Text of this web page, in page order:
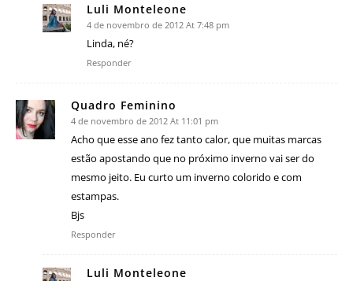
Luli Monteleone
4 de novembro de 2012 At 7:48 pm
Linda, né?
Responder
Quadro Feminino
4 de novembro de 2012 At 11:01 pm
Acho que esse ano fez tanto calor, que muitas marcas
estão apostando que no próximo inverno vai ser do
mesmo jeito. Eu curto um inverno colorido e com
estampas.
Bjs
Responder
Luli Monteleone